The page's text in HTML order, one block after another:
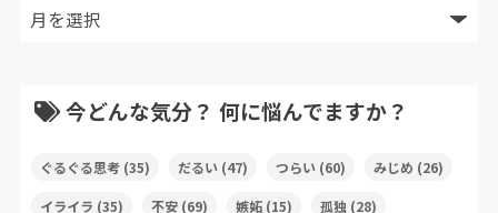
今どんな気分？ 何に悩んでますか？
ぐるぐる思考(35) だるい(47) つらい(60) みじめ (26)
イライラ (35) 不安(69) 嫉妬(15) 孤独 (28)